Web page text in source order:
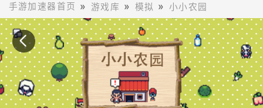
手游加速器首页 游戏库 模拟 小小农园